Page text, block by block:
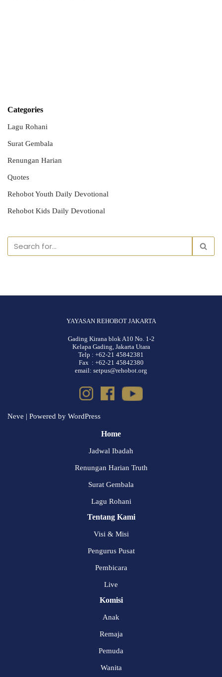
Categories
Lagu Rohani
Surat Gembala
Renungan Harian
Quotes
Rehobot Youth Daily Devotional
Rehobot Kids Daily Devotional
YAYASAN REHOBOT JAKARTA
Gading Kirana blok A10 No. 1-2
Kelapa Gading, Jakarta Utara
Telp : +62-21 45842381
Fax : +62-21 45842380
email: setpus@rehobot.org
Neve | Powered by WordPress
Home
Jadwal Ibadah
Renungan Harian Truth
Surat Gembala
Lagu Rohani
Tentang Kami
Visi & Misi
Pengurus Pusat
Pembicara
Live
Komisi
Anak
Remaja
Pemuda
Wanita